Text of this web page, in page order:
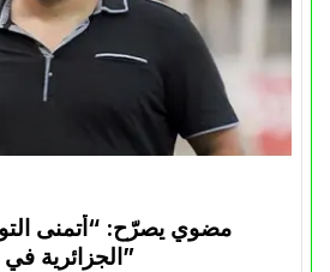
مضوي يصرّح: “أتمنى
الجزائرية في المسابقات القارية”